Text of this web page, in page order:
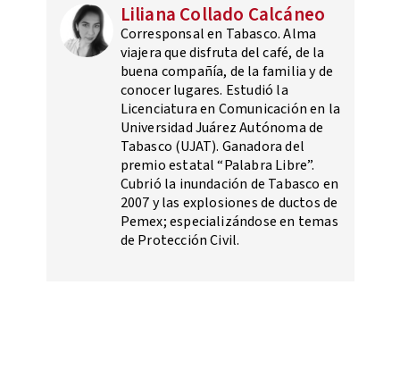
Liliana Collado Calcáneo
Corresponsal en Tabasco. Alma
viajera que disfruta del café, de la
buena compañía, de la familia y de
conocer lugares. Estudió la
Licenciatura en Comunicación en la
Universidad Juárez Autónoma de
Tabasco (UJAT). Ganadora del
premio estatal “Palabra Libre”.
Cubrió la inundación de Tabasco en
2007 y las explosiones de ductos de
Pemex; especializándose en temas
de Protección Civil.